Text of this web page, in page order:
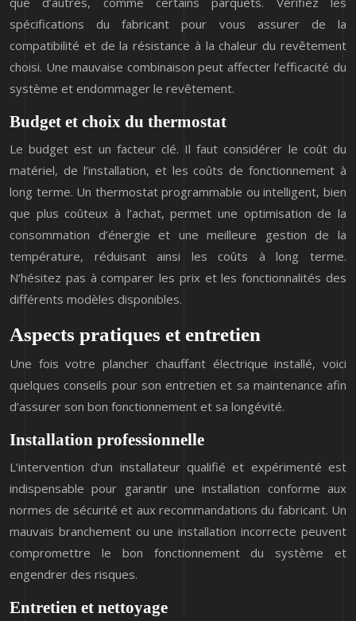
spécifications du fabricant pour vous assurer de la
compatibilité et de la résistance à la chaleur du revêtement
choisi. Une mauvaise combinaison peut affecter l’efficacité du
système et endommager le revêtement.
Budget et choix du thermostat
Le budget est un facteur clé. Il faut considérer le coût du
matériel, de l’installation, et les coûts de fonctionnement à
long terme. Un thermostat programmable ou intelligent, bien
que plus coûteux à l’achat, permet une optimisation de la
consommation d’énergie et une meilleure gestion de la
température, réduisant ainsi les coûts à long terme.
N’hésitez pas à comparer les prix et les fonctionnalités des
différents modèles disponibles.
Aspects pratiques et entretien
Une fois votre plancher chauffant électrique installé, voici
quelques conseils pour son entretien et sa maintenance afin
d’assurer son bon fonctionnement et sa longévité.
Installation professionnelle
L’intervention d’un installateur qualifié et expérimenté est
indispensable pour garantir une installation conforme aux
normes de sécurité et aux recommandations du fabricant. Un
mauvais branchement ou une installation incorrecte peuvent
compromettre le bon fonctionnement du système et
engendrer des risques.
Entretien et nettoyage